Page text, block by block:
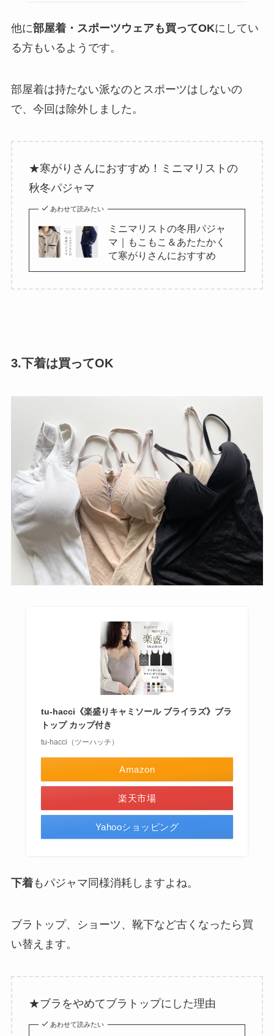
他に部屋着・スポーツウェアも買ってOKにしてい
る方もいるようです。
部屋着は持たない派なのとスポーツはしないの
で、今回は除外しました。
★寒がりさんにおすすめ！ミニマリストの
秋冬パジャマ
あわせて読みたい
ミニマリストの冬用パジャ
マ｜もこもこ＆あたたかく
て寒がりさんにおすすめ
3.下着は買ってOK
tu-hacci《楽盛りキャミソール ブライラズ》ブラ
トップ カップ付き
tu-hacci（ツーハッチ）
Amazon
楽天市場
Yahooショッピング
下着もパジャマ同様消耗しますよね。
ブラトップ、ショーツ、靴下など古くなったら買
い替えます。
★ブラをやめてブラトップにした理由
あわせて読みたい